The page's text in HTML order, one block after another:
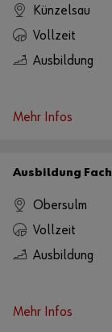
Künzelsau
Vollzeit
Ausbildung
Mehr Infos
Ausbildung
Obersulm
Vollzeit
Ausbildung
Mehr Infos